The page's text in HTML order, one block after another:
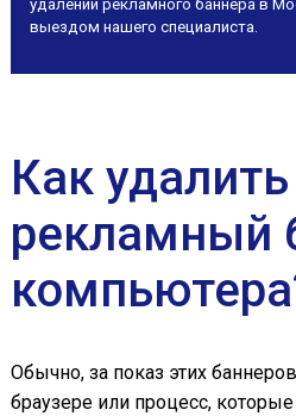
удалении рекламного баннера в
выездом нашего специалиста.
Как удалить
рекламный
Обычно, за показ этих
браузере или процесс,